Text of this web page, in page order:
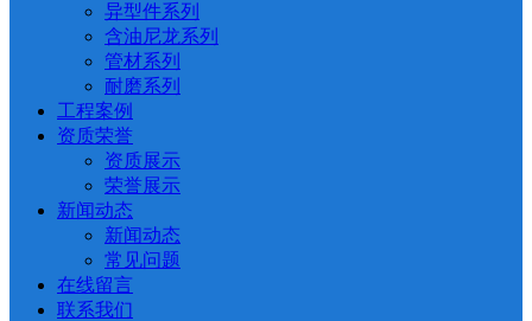
异型件系列
含油尼龙系列
管材系列
耐磨系列
工程案例
资质荣誉
资质展示
荣誉展示
新闻动态
新闻动态
常见问题
在线留言
联系我们